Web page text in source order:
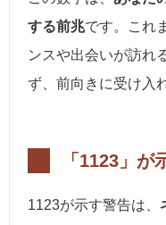
する前兆です。これ
ンスや出会いが訪れ
ず、前向きに受け入
「1123」が
1123が示す警告は、